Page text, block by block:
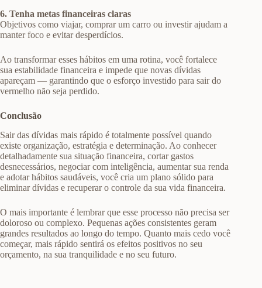
6. Tenha metas financeiras claras
Objetivos como viajar, comprar um carro ou investir ajudam a
manter foco e evitar desperdícios.
Ao transformar esses hábitos em uma rotina, você fortalece
sua estabilidade financeira e impede que novas dívidas
apareçam — garantindo que o esforço investido para sair do
vermelho não seja perdido.
Conclusão
Sair das dívidas mais rápido é totalmente possível quando
existe organização, estratégia e determinação. Ao conhecer
detalhadamente sua situação financeira, cortar gastos
desnecessários, negociar com inteligência, aumentar sua renda
e adotar hábitos saudáveis, você cria um plano sólido para
eliminar dívidas e recuperar o controle da sua vida financeira.
O mais importante é lembrar que esse processo não precisa ser
doloroso ou complexo. Pequenas ações consistentes geram
grandes resultados ao longo do tempo. Quanto mais cedo você
começar, mais rápido sentirá os efeitos positivos no seu
orçamento, na sua tranquilidade e no seu futuro.